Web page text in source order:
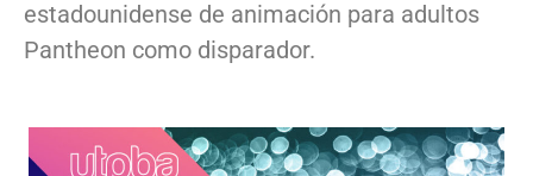
estadounidense de animación para adultos
Pantheon como disparador.